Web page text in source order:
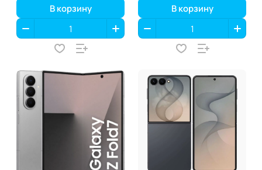
В корзину В корзину